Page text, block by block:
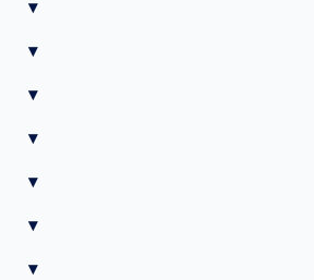
▾
▾
▾
▾
▾
▾
▾